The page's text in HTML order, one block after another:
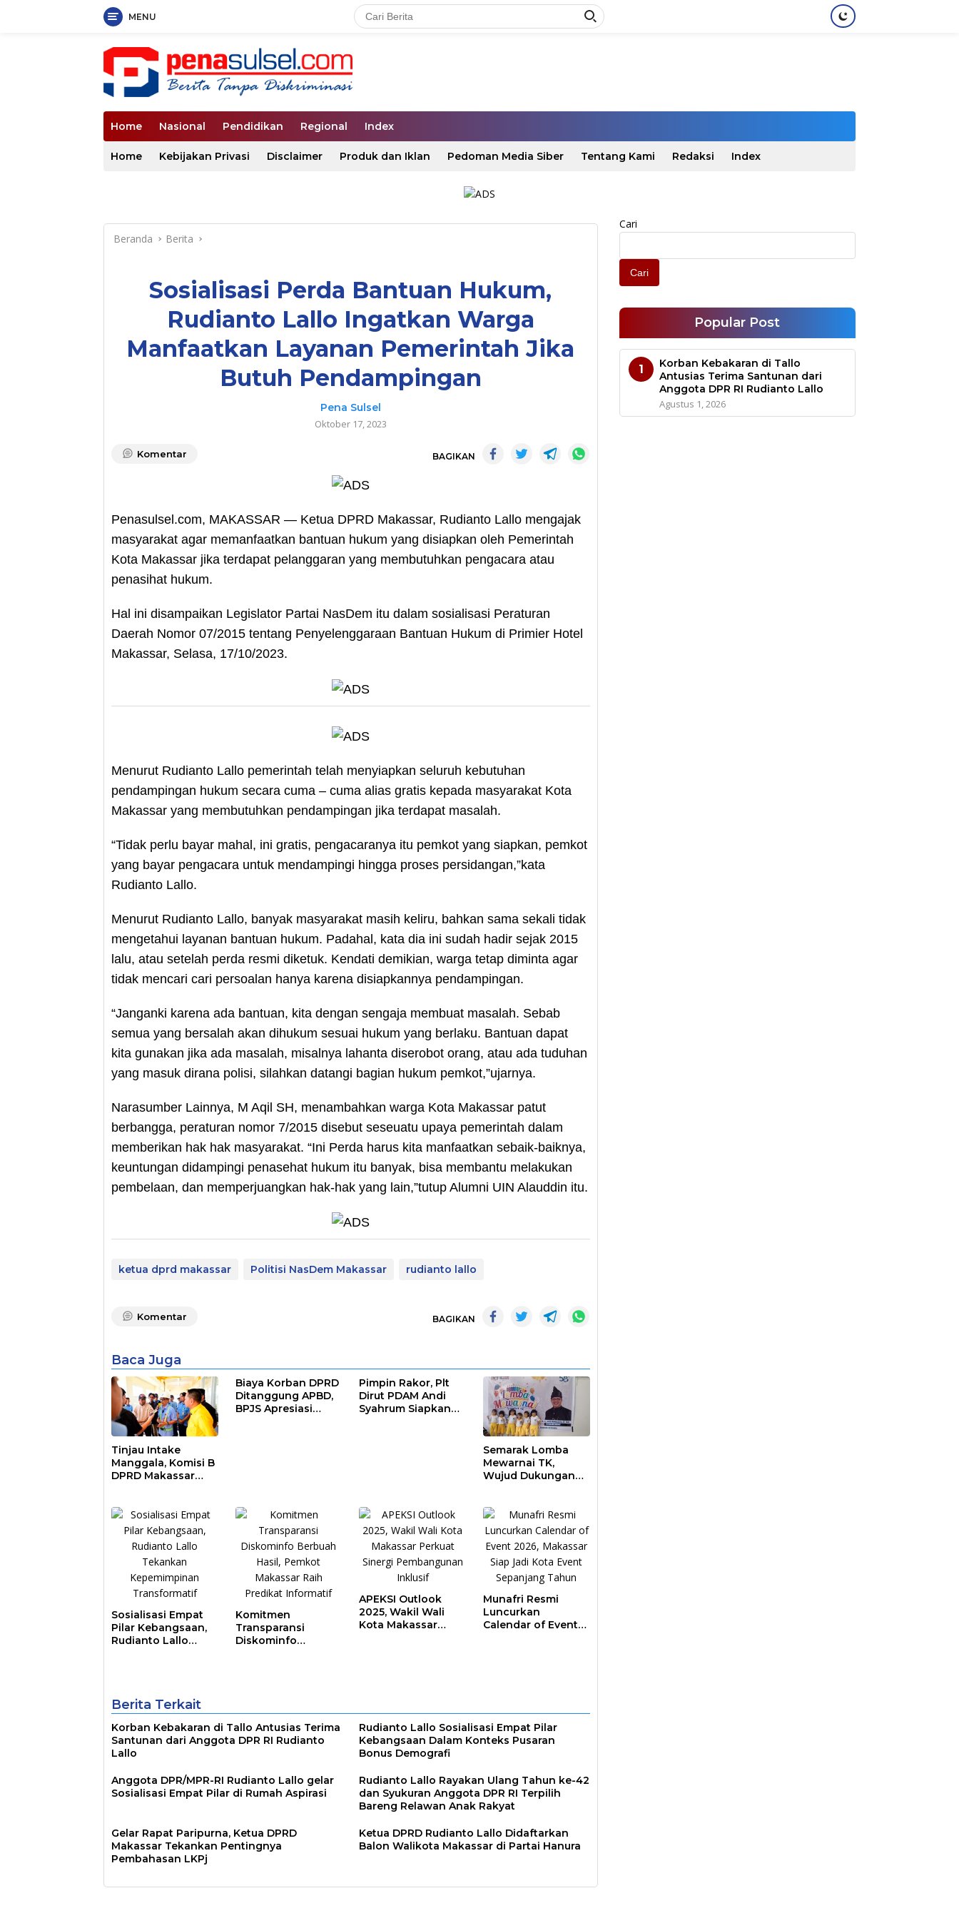
MENU
Home Nasional Pendidikan Regional Index
Home Kebijakan Privasi Disclaimer Produk dan Iklan Pedoman Media Siber Tentang Kami Redaksi Index
Beranda Berita
Sosialisasi Perda Bantuan Hukum,
Rudianto Lallo Ingatkan Warga
Manfaatkan Layanan Pemerintah Jika
Butuh Pendampingan
Pena Sulsel
Oktober 17, 2023
Komentar BAGIKAN
Penasulsel.com, MAKASSAR — Ketua DPRD Makassar, Rudianto Lallo mengajak
masyarakat agar memanfaatkan bantuan hukum yang disiapkan oleh Pemerintah
Kota Makassar jika terdapat pelanggaran yang membutuhkan pengacara atau
penasihat hukum.
Hal ini disampaikan Legislator Partai NasDem itu dalam sosialisasi Peraturan
Daerah Nomor 07/2015 tentang Penyelenggaraan Bantuan Hukum di Primier Hotel
Makassar, Selasa, 17/10/2023.
Menurut Rudianto Lallo pemerintah telah menyiapkan seluruh kebutuhan
pendampingan hukum secara cuma – cuma alias gratis kepada masyarakat Kota
Makassar yang membutuhkan pendampingan jika terdapat masalah.
“Tidak perlu bayar mahal, ini gratis, pengacaranya itu pemkot yang siapkan, pemkot
yang bayar pengacara untuk mendampingi hingga proses persidangan,”kata
Rudianto Lallo.
Menurut Rudianto Lallo, banyak masyarakat masih keliru, bahkan sama sekali tidak
mengetahui layanan bantuan hukum. Padahal, kata dia ini sudah hadir sejak 2015
lalu, atau setelah perda resmi diketuk. Kendati demikian, warga tetap diminta agar
tidak mencari cari persoalan hanya karena disiapkannya pendampingan.
“Janganki karena ada bantuan, kita dengan sengaja membuat masalah. Sebab
semua yang bersalah akan dihukum sesuai hukum yang berlaku. Bantuan dapat
kita gunakan jika ada masalah, misalnya lahanta diserobot orang, atau ada tuduhan
yang masuk dirana polisi, silahkan datangi bagian hukum pemkot,”ujarnya.
Narasumber Lainnya, M Aqil SH, menambahkan warga Kota Makassar patut
berbangga, peraturan nomor 7/2015 disebut seseuatu upaya pemerintah dalam
memberikan hak hak masyarakat. “Ini Perda harus kita manfaatkan sebaik-baiknya,
keuntungan didampingi penasehat hukum itu banyak, bisa membantu melakukan
pembelaan, dan memperjuangkan hak-hak yang lain,”tutup Alumni UIN Alauddin itu.
ketua dprd makassar Politisi NasDem Makassar rudianto lallo
Komentar BAGIKAN
Baca Juga
Tinjau Intake
Manggala, Komisi B
DPRD Makassar
Biaya Korban DPRD
Ditanggung APBD,
BPJS Apresiasi
Pimpin Rakor, Plt
Dirut PDAM Andi
Syahrum Siapkan
Semarak Lomba
Mewarnai TK,
Wujud Dukungan
Sosialisasi Empat
Pilar Kebangsaan,
Rudianto Lallo
Komitmen
Transparansi
Diskominfo
APEKSI Outlook
2025, Wakil Wali
Kota Makassar
Munafri Resmi
Luncurkan
Calendar of Event
Berita Terkait
Korban Kebakaran di Tallo Antusias Terima
Santunan dari Anggota DPR RI Rudianto
Lallo
Rudianto Lallo Sosialisasi Empat Pilar
Kebangsaan Dalam Konteks Pusaran
Bonus Demografi
Anggota DPR/MPR-RI Rudianto Lallo gelar
Sosialisasi Empat Pilar di Rumah Aspirasi
Rudianto Lallo Rayakan Ulang Tahun ke-42
dan Syukuran Anggota DPR RI Terpilih
Bareng Relawan Anak Rakyat
Gelar Rapat Paripurna, Ketua DPRD
Makassar Tekankan Pentingnya
Pembahasan LKPj
Ketua DPRD Rudianto Lallo Didaftarkan
Balon Walikota Makassar di Partai Hanura
Cari
Cari
Popular Post
1
Korban Kebakaran di Tallo
Antusias Terima Santunan dari
Anggota DPR RI Rudianto Lallo
Agustus 1, 2026